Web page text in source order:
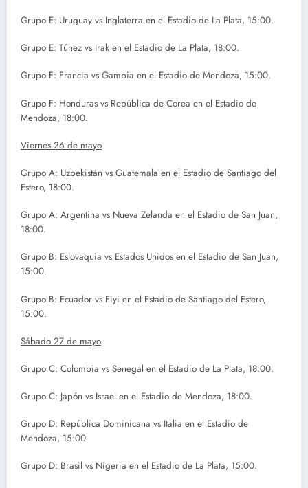
Grupo E: Uruguay vs Inglaterra en el Estadio de La Plata, 15:00.
Grupo E: Túnez vs Irak en el Estadio de La Plata, 18:00.
Grupo F: Francia vs Gambia en el Estadio de Mendoza, 15:00.
Grupo F: Honduras vs República de Corea en el Estadio de
Mendoza, 18:00.
Viernes 26 de mayo
Grupo A: Uzbekistán vs Guatemala en el Estadio de Santiago del
Estero, 18:00.
Grupo A: Argentina vs Nueva Zelanda en el Estadio de San Juan,
18:00.
Grupo B: Eslovaquia vs Estados Unidos en el Estadio de San Juan,
15:00.
Grupo B: Ecuador vs Fiyi en el Estadio de Santiago del Estero,
15:00.
Sábado 27 de mayo
Grupo C: Colombia vs Senegal en el Estadio de La Plata, 18:00.
Grupo C: Japón vs Israel en el Estadio de Mendoza, 18:00.
Grupo D: República Dominicana vs Italia en el Estadio de
Mendoza, 15:00.
Grupo D: Brasil vs Nigeria en el Estadio de La Plata, 15:00.